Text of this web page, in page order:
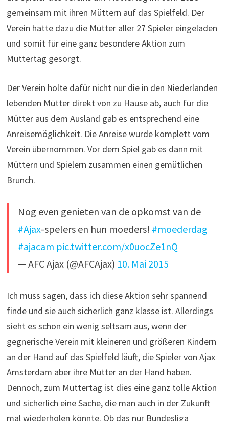
gemeinsam mit ihren Müttern auf das Spielfeld. Der
Verein hatte dazu die Mütter aller 27 Spieler eingeladen
und somit für eine ganz besondere Aktion zum
Muttertag gesorgt.
Der Verein holte dafür nicht nur die in den Niederlanden
lebenden Mütter direkt von zu Hause ab, auch für die
Mütter aus dem Ausland gab es entsprechend eine
Anreisemöglichkeit. Die Anreise wurde komplett vom
Verein übernommen. Vor dem Spiel gab es dann mit
Müttern und Spielern zusammen einen gemütlichen
Brunch.
Nog even genieten van de opkomst van de
#Ajax-spelers en hun moeders! #moederdag
#ajacam pic.twitter.com/x0uocZe1nQ
— AFC Ajax (@AFCAjax) 10. Mai 2015
Ich muss sagen, dass ich diese Aktion sehr spannend
finde und sie auch sicherlich ganz klasse ist. Allerdings
sieht es schon ein wenig seltsam aus, wenn der
gegnerische Verein mit kleineren und größeren Kindern
an der Hand auf das Spielfeld läuft, die Spieler von Ajax
Amsterdam aber ihre Mütter an der Hand haben.
Dennoch, zum Muttertag ist dies eine ganz tolle Aktion
und sicherlich eine Sache, die man auch in der Zukunft
mal wiederholen könnte. Ob das nur Bundesliga